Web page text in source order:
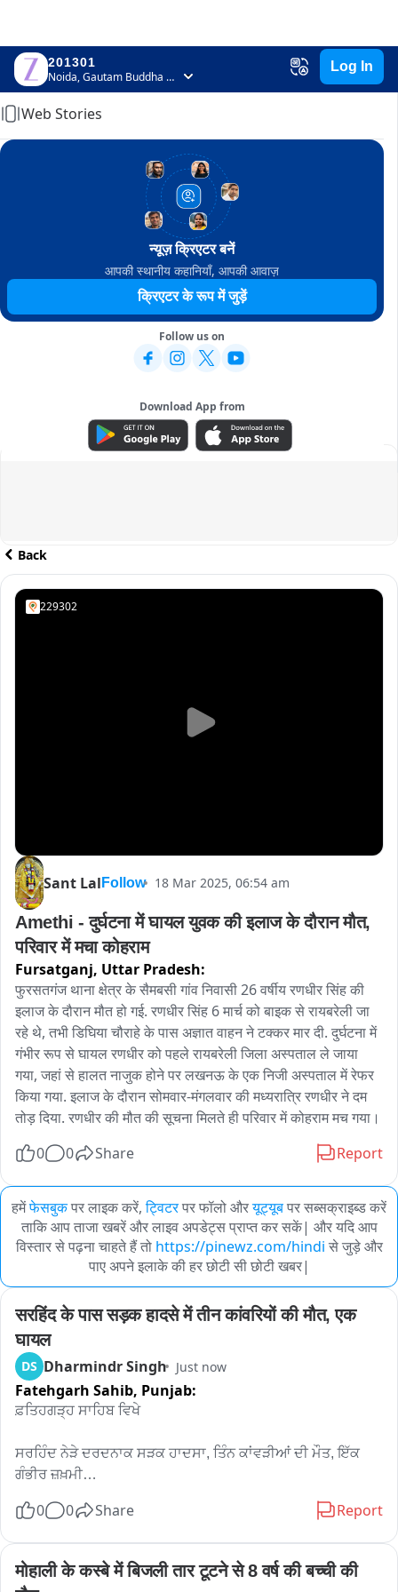
201301
Noida, Gautam Buddha Nagar, Uttar Pradesh
Log In
Home
Web Stories
न्यूज़ क्रिएटर बनें
आपकी स्थानीय कहानियाँ, आपकी आवाज़
क्रिएटर के रूप में जुड़ें
Follow us on
Download App from
ADVERTISEMENT
Back
229302
Sant Lal Follow 18 Mar 2025, 06:54 am
Amethi - दुर्घटना में घायल युवक की इलाज के दौरान मौत,
परिवार में मचा कोहराम
Fursatganj, Uttar Pradesh:
फुरसतगंज थाना क्षेत्र के सैमबसी गांव निवासी 26 वर्षीय रणधीर सिंह की
इलाज के दौरान मौत हो गई. रणधीर सिंह 6 मार्च को बाइक से रायबरेली जा
रहे थे, तभी डिघिया चौराहे के पास अज्ञात वाहन ने टक्कर मार दी. दुर्घटना में
गंभीर रूप से घायल रणधीर को पहले रायबरेली जिला अस्पताल ले जाया
गया, जहां से हालत नाजुक होने पर लखनऊ के एक निजी अस्पताल में रेफर
किया गया. इलाज के दौरान सोमवार-मंगलवार की मध्यरात्रि रणधीर ने दम
तोड़ दिया. रणधीर की मौत की सूचना मिलते ही परिवार में कोहराम मच गया।
0
0 Share Report
हमेंफेसबुकपर लाइक करें, ट्विटरपर फॉलो औरयूट्यूबपर सब्सक्राइब्ड करें
ताकि आप ताजा खबरें और लाइव अपडेट्स प्राप्त कर सकें| और यदि आप
विस्तार से पढ़ना चाहते हैं तो https://pinewz.com/hindi से जुड़े और
पाए अपने इलाके की हर छोटी सी छोटी खबर|
सरहिंद के पास सड़क हादसे में तीन कांवरियों की मौत, एक
घायल
DS Dharmindr Singh Just now
Fatehgarh Sahib, Punjab:
ਫ਼ਤਿਹਗੜ੍ਹ ਸਾਹਿਬ ਵਿਖੇ
ਸਰਹਿੰਦ ਨੇੜੇ ਦਰਦਨਾਕ ਸੜਕ ਹਾਦਸਾ, ਤਿੰਨ ਕਾਂਵੜੀਆਂ ਦੀ ਮੌਤ, ਇੱਕ
ਗੰਭੀਰ ਜ਼ਖ਼ਮੀ
ਗੰਗੋਤਰੀ ਤੋਂ ਪਵਿੱਤਰ ਜਲ ਲੈ ਕੇ ਕੋਟਕਪੂਰਾ ਪਰਤ ਰਹੇ ਸਨ ਕਾਂਵੜੀਏ, ਪਿੱਛੋਂ
ਸਰਹਿੰਦ ਨੇੜੇ ਸਰਹਿੰਦ ਜੀਟੀ ਰੋਡ 'ਤੇ ਬੀਤੀ ਦੇਰ ਰਾਤ ਇੱਕ ਦਰਦਨਾਕ ਸੜਕ
0 0 Share Report
मोहाली के कस्बे में बिजली तार टूटने से 8 वर्ष की बच्ची की